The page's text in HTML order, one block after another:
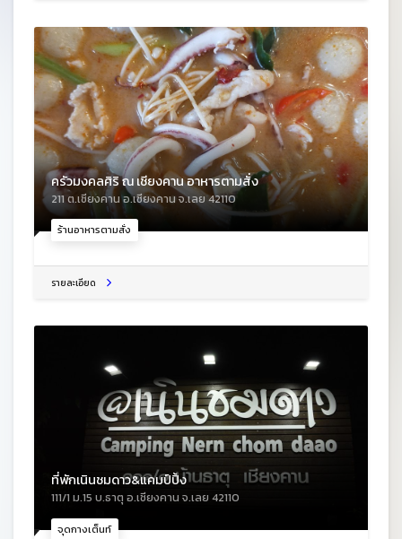
ร้านอาหารตามสั่ง
ครัวมงคลศิริ ณ เชียงคาน อาหารตามสั่ง
211 ต.เชียงคาน อ.เชียงคาน จ.เลย 42110
รายละเอียด
จุดกางเต็นท์
ที่พักเนินชมดาว&แคมป์ปิ้ง
111/1 ม.15 บ.ธาตุ อ.เชียงคาน จ.เลย 42110